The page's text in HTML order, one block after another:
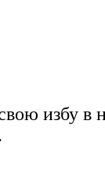
избу в